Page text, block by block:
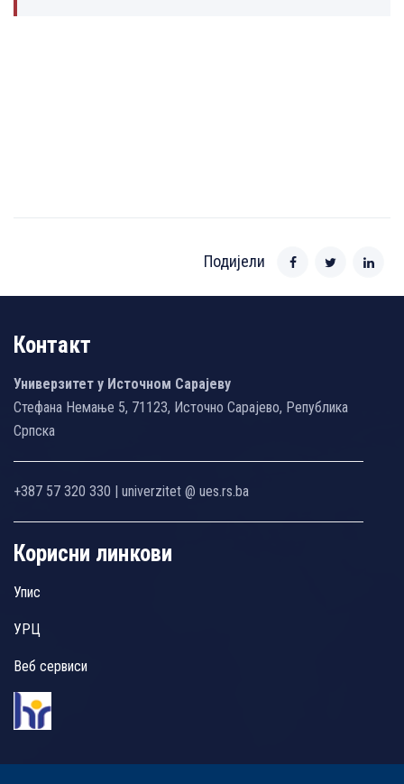
Подијели
Контакт
Универзитет у Источном Сарајеву
Стефана Немање 5, 71123, Источно Сарајево, Република
Српска
+387 57 320 330 | univerzitet @ ues.rs.ba
Корисни линкови
Упис
УРЦ
Веб сервиси